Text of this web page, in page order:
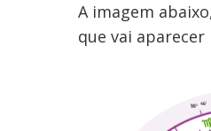
A imagem
que vai